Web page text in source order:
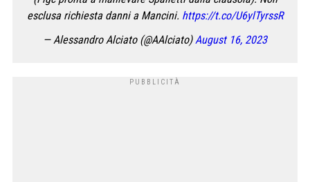
esclusa richiesta danni a Mancini. https://t.co/U6ylTyrssR
— Alessandro Alciato (@AAlciato)August 16, 2023